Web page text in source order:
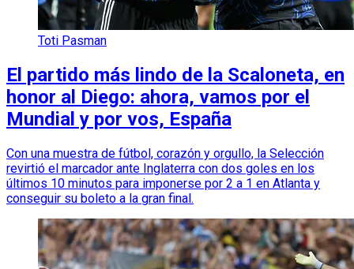
Toti Pasman
El partido más lindo de la Scaloneta, en
honor al Diego: ahora, vamos por el
Mundial y por vos, España
Con una muestra de fútbol, corazón y orgullo, la Selección
revirtió el marcador ante Inglaterra con dos goles en los
últimos 10 minutos para imponerse por 2 a 1 en Atlanta y
conseguir su boleto a la gran final.